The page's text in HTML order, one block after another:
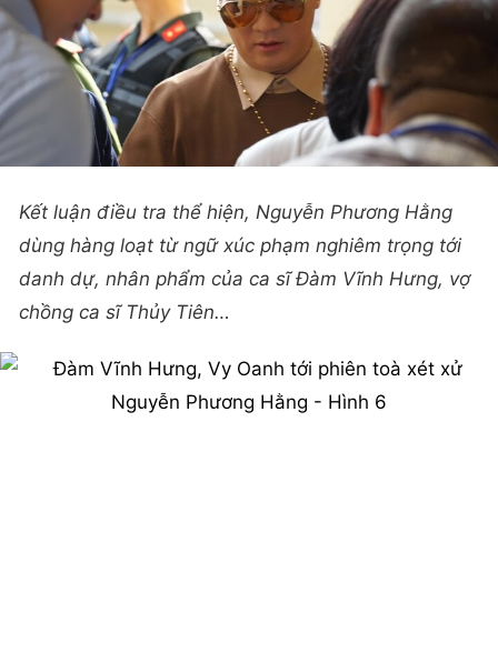
Kết luận điều tra thể hiện, Nguyễn Phương Hằng
dùng hàng loạt từ ngữ xúc phạm nghiêm trọng tới
danh dự, nhân phẩm của ca sĩ Đàm Vĩnh Hưng, vợ
chồng ca sĩ Thủy Tiên…